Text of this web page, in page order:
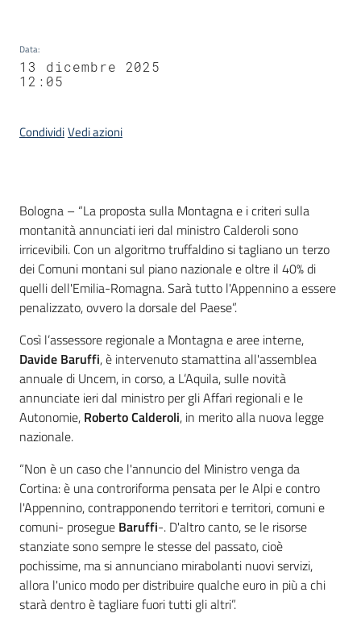
Data:
13 dicembre 2025
12:05
CondividiVedi azioni
Contenuto
Bologna – “La proposta sulla Montagna e i criteri sulla
montanità annunciati ieri dal ministro Calderoli sono
irricevibili. Con un algoritmo truffaldino si tagliano un terzo
dei Comuni montani sul piano nazionale e oltre il 40% di
quelli dell'Emilia-Romagna. Sarà tutto l'Appennino a essere
penalizzato, ovvero la dorsale del Paese”.
Così l’assessore regionale a Montagna e aree interne,
Davide Baruffi, è intervenuto stamattina all'assemblea
annuale di Uncem, in corso, a L’Aquila, sulle novità
annunciate ieri dal ministro per gli Affari regionali e le
Autonomie, Roberto Calderoli, in merito alla nuova legge
nazionale.
“Non è un caso che l'annuncio del Ministro venga da
Cortina: è una controriforma pensata per le Alpi e contro
l'Appennino, contrapponendo territori e territori, comuni e
comuni- prosegue Baruffi-. D'altro canto, se le risorse
stanziate sono sempre le stesse del passato, cioè
pochissime, ma si annunciano mirabolanti nuovi servizi,
allora l'unico modo per distribuire qualche euro in più a chi
starà dentro è tagliare fuori tutti gli altri”.